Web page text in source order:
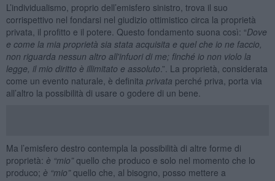
L’individualismo, proprio dell’emisfero sinistro, trova il suo
corrispettivo nel fondarsi nel giudizio ottimistico circa la proprietà
privata, il profitto e il potere. Questo fondamento suona così: “Dove
e come la mia proprietà sia stata acquisita e quel che io ne faccio,
non riguarda nessun altro all'infuori di me; finché io non violo la
legge, il mio diritto è illimitato e assoluto .”. La proprietà, considerata
come un evento naturale, è definita privata perché priva, porta via
all’altro la possibilità di usare o godere di un bene.
Ma l’emisfero destro contempla la possibilità di altre forme di
proprietà: è “mio”quello che produco e solo nel momento che lo
produco; è “mio”quello che, al bisogno, posso mettere a